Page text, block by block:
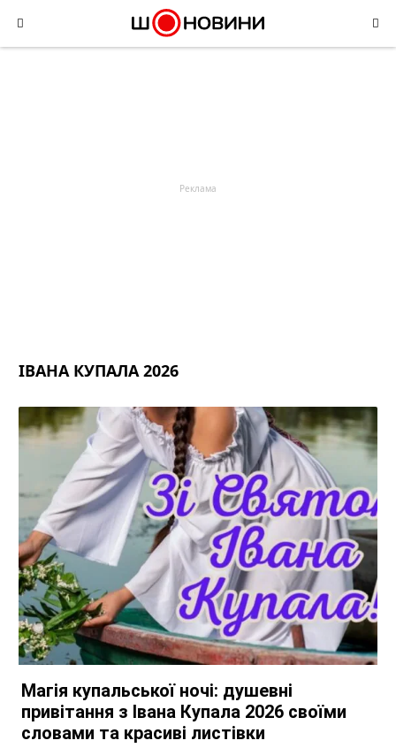
content
ІВАНА КУПАЛА 2026
Магія купальської ночі: душевні
привітання з Івана Купала 2026 своїми
словами та красиві листівки